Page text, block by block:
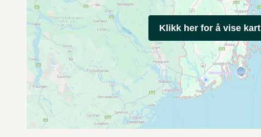
Klikk her for å vise kart